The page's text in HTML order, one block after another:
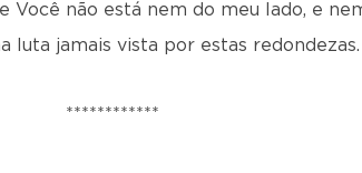
Você não está nem do meu lado, e
luta jamais vista por estas redondezas.
************